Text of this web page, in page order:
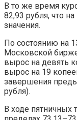
В то же время
82,93 рубля, что
значения.
По состоянию на
Московской
вырос на девять
вырос на 19
завершения
рубля).
В ходе пятничных